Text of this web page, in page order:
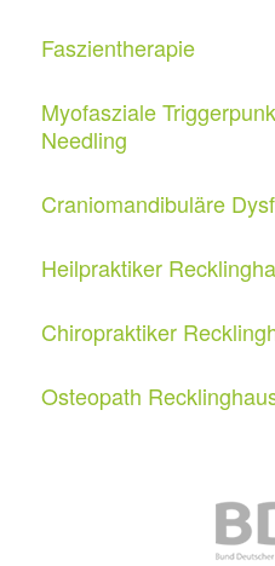
Faszientherapie
Myofasziale
Needling
Craniomandibuläre
Heilpraktiker
Chiropraktiker
Osteopath